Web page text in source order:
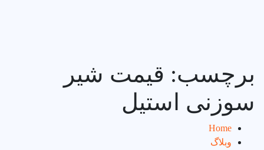
برچسب: قیمت شیر
سوزنی استیل
Home
وبلاگ